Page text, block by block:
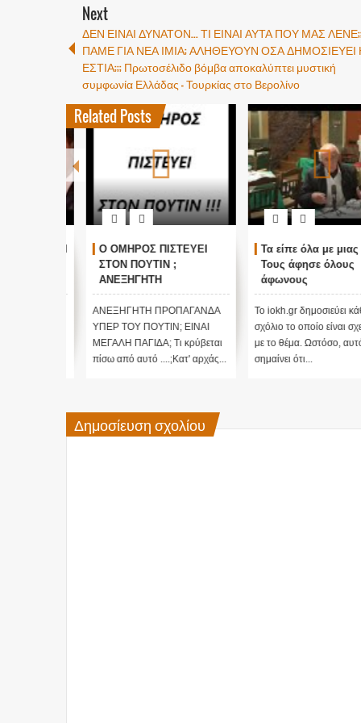
Next
ΔΕΝ ΕΙΝΑΙ ΔΥΝΑΤΟΝ... ΤΙ ΕΙΝΑΙ ΑΥΤΑ ΠΟΥ ΜΑΣ
ΠΑΜΕ ΓΙΑ ΝΕΑ ΙΜΙΑ; ΑΛΗΘΕΥΟΥΝ ΟΣΑ ΔΗΜΟΣΙΕΥΕΙ
ΕΣΤΙΑ;;; Πρωτοσέλιδο βόμβα αποκαλύπτει μυστική
συμφωνία Ελλάδας – Τουρκίας στο Βερολίνο
Related Posts
Ο ΟΜΗΡΟΣ ΠΙΣΤΕΥΕΙ
ΣΤΟΝ ΠΟΥΤΙΝ ;
ΑΝΕΞΗΓΗΤΗ
ΠΡΟΠΑΓΑΝΔΑ ΥΠΕΡ ΤΟΥ
ΠΟΥΤΙΝ;
ΑΝΕΞΗΓΗΤΗ ΠΡΟΠΑΓΑΝΔΑ
ΥΠΕΡ ΤΟΥ ΠΟΥΤΙΝ; ΕΙΝΑΙ
ΜΕΓΑΛΗ ΠΑΓΙΔΑ; Τι κρύβεται
πίσω από αυτό ....;Κατ' αρχάς...
Τα είπε όλα με μιας !
Τους άφησε όλους
άφωνους
Το iokh.gr δημοσιεύει κάθε
σχόλιο το οποίο είναι σχετικό
με το θέμα. Ωστόσο, αυτό δεν
σημαίνει ότι...
Δημοσίευση σχολίου